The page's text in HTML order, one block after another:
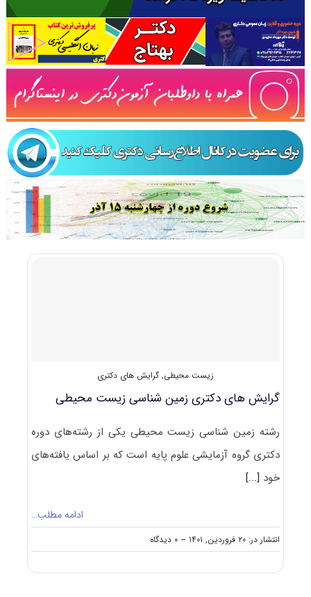
زیست محیطی, گرایش های دکتری
گرایش های دکتری زمین شناسی زیست محیطی
رشته زمین شناسی زیست محیطی یکی از رشته‌های دوره
دکتری گروه آزمایشی علوم پایه است که بر اساس یافته‌های
خود [...]
ادامه مطلب…
انتشار در: ۲۰ فروردین, ۱۴۰۱ -- ۰ دیدگاه
on
گرایش